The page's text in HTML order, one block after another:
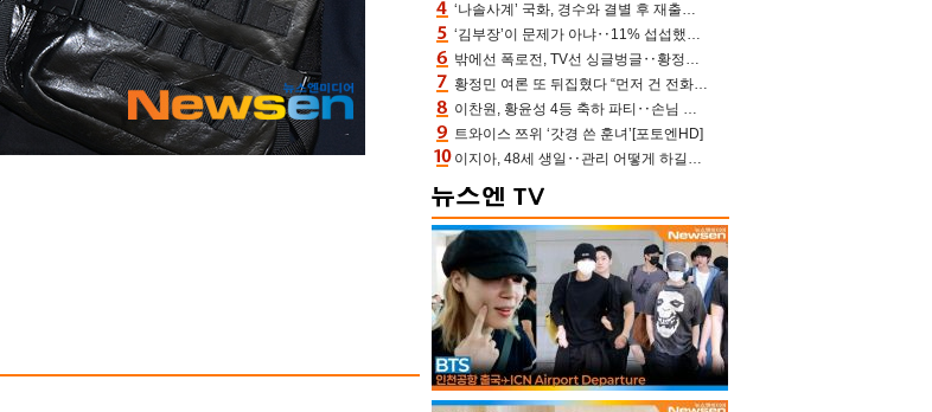
‘나솔사계’ 국화, 경수와 결별 후 재출연…첫인상 3표 몰표
‘김부장’이 문제가 아냐‥11% 섭섭했던 ‘재벌X형사2’ 돈·빽 총동원해 컴백 [TV보고서]
밖에선 폭로전, TV선 싱글벙글‥황정민 ‘틈만 나면’ 출연, 피로감은 시청자 몫
황정민 여론 또 뒤집혔다 “먼저 건 전화 62통, 그만 연락해” vs 女팬 “녹취 다 올려” 진흙탕 싸움
이찬원, 황윤성 4등 축하 파티‥손님 모으려 블랙핑크 지수와 친한 척(편스토랑)[어제TV]
트와이스 쯔위 ‘갓경 쓴 훈녀’[포토엔HD]
이지아, 48세 생일‥관리 어떻게 하길래 놀라운 동안 미모